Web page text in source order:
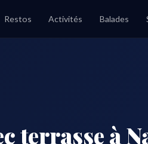
Restos Activités Balades
terrasse à